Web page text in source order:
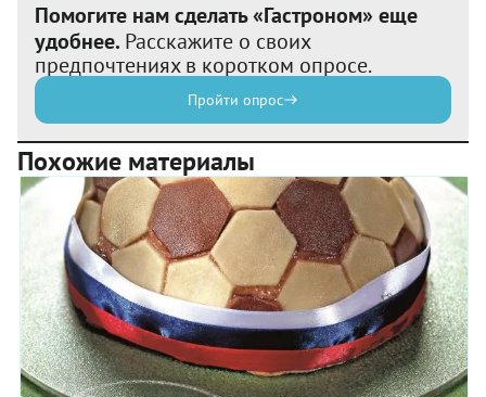
Помогите нам сделать «Гастроном» еще
удобнее. Расскажите о своих
предпочтениях в коротком опросе.
Пройти опрос
Похожие материалы